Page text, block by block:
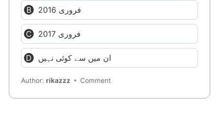
فروری 2016
فروری 2017
ان میں سے کوئی نہیں
Author:rikazzz Comment